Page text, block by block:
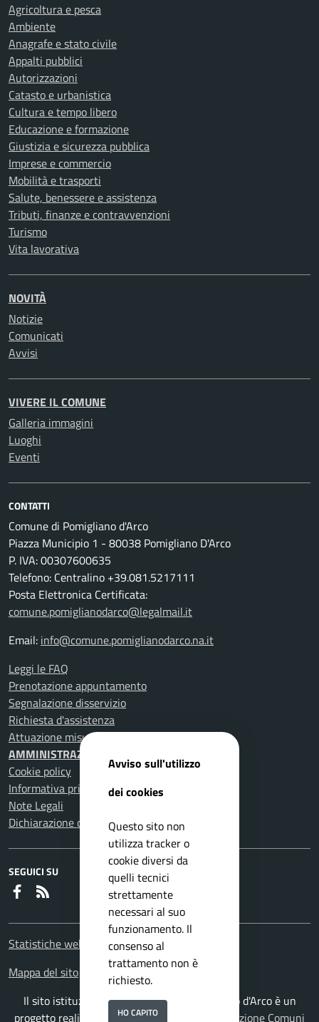
Agricoltura e pesca
Ambiente
Anagrafe e stato civile
Appalti pubblici
Autorizzazioni
Catasto e urbanistica
Cultura e tempo libero
Educazione e formazione
Giustizia e sicurezza pubblica
Imprese e commercio
Mobilità e trasporti
Salute, benessere e assistenza
Tributi, finanze e contravvenzioni
Turismo
Vita lavorativa
NOVITÀ
Notizie
Comunicati
Avvisi
VIVERE IL COMUNE
Galleria immagini
Luoghi
Eventi
CONTATTI
Comune di Pomigliano d'Arco
Piazza Municipio 1 - 80038 Pomigliano D'Arco
P. IVA: 00307600635
Telefono: Centralino +39.081.5217111
Posta Elettronica Certificata:
comune.pomiglianodarco@legalmail.it
Email: info@comune.pomiglianodarco.na.it
Leggi le FAQ
Prenotazione appuntamento
Segnalazione disservizio
Richiesta d'assistenza
Attuazione misure PNRR
AMMINISTRAZIONE TRASPARENTE
Cookie policy
Informativa privacy
Note Legali
Dichiarazione di accessibilità
SEGUICI SU
Faceboook
Statistiche web
Mappa del sito
Il sito istituzionale del Comune di Pomigliano d'Arco è un
progetto realizzato daISWEB S.p.A. Soluzione Comuni
Avviso sull'utilizzo
dei cookies
Questo sito non
utilizza tracker o
cookie diversi da
quelli tecnici
strettamente
necessari al suo
funzionamento. Il
consenso al
trattamento non è
richiesto.
HO CAPITO